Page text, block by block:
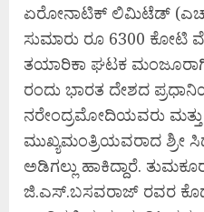
ಏರೋನಾಟಿಕ್ ಲಿಮಿಟೆಡ್
ಸುಮಾರು ರೂ 6300 ಕೋಟಿ
ತಯಾರಿಕಾ ಘಟಕ
ರಂದು ಭಾರತ ದೇಶದ
ನರೇಂದ್ರಮೋದಿಯವರು ಮತ್ತು
ಮುಖ್ಯಮಂತ್ರಿಯವರಾದ ಶ್ರೀ
ಅಡಿಗಲ್ಲು ಹಾಕಿದ್ದಾರೆ.
ಜಿ.ಎಸ್.ಬಸವರಾಜ್ ರವರ